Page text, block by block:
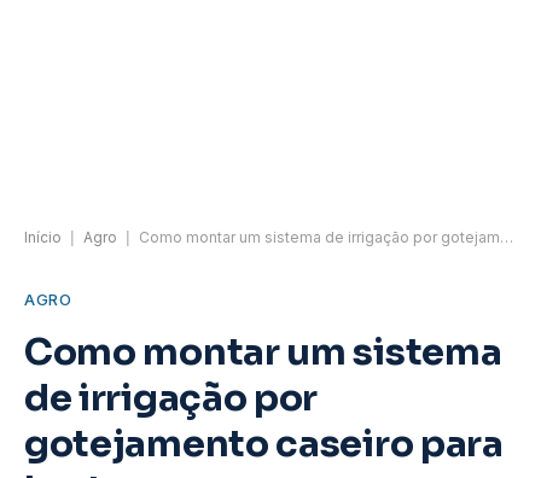
Início Agro Como montar um sistema de irrigação por gotejamento caseiro para horta
AGRO
Como montar um sistema
de irrigação por
gotejamento caseiro para